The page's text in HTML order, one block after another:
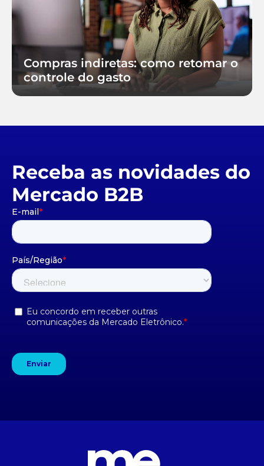
Compras indiretas: como retomar o
controle do gasto
Receba as novidades do
Mercado B2B